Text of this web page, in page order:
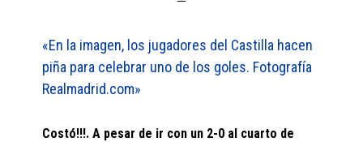
«En la imagen, los jugadores del Castilla hacen
piña para celebrar uno de los goles. Fotografía
Realmadrid.com»
Costó!!!. A pesar de ir con un 2-0 al cuarto de